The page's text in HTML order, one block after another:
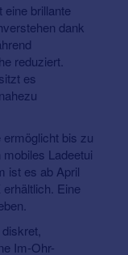
eine brillante
dank
reduziert.
es
bis zu
Ladeetui
ist es ab April
Eine
Im-Ohr-